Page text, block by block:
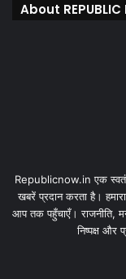
About REPUBLIC
Republicnow.in एक
खबरें प्रदान करता है।
आप तक पहुँचाएँ। राजनीति,
निष्पक्ष और